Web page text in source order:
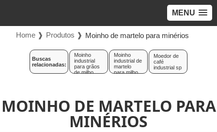
MENU
Home ❱ Produtos ❱ Moinho de martelo para minérios
Buscas
relacionadas:
Moinho
industrial
para grãos
de milho
Moinho
industrial de
martelo
para milho
Moedor de
café
industrial sp
MOINHO DE MARTELO PARA
MINÉRIOS